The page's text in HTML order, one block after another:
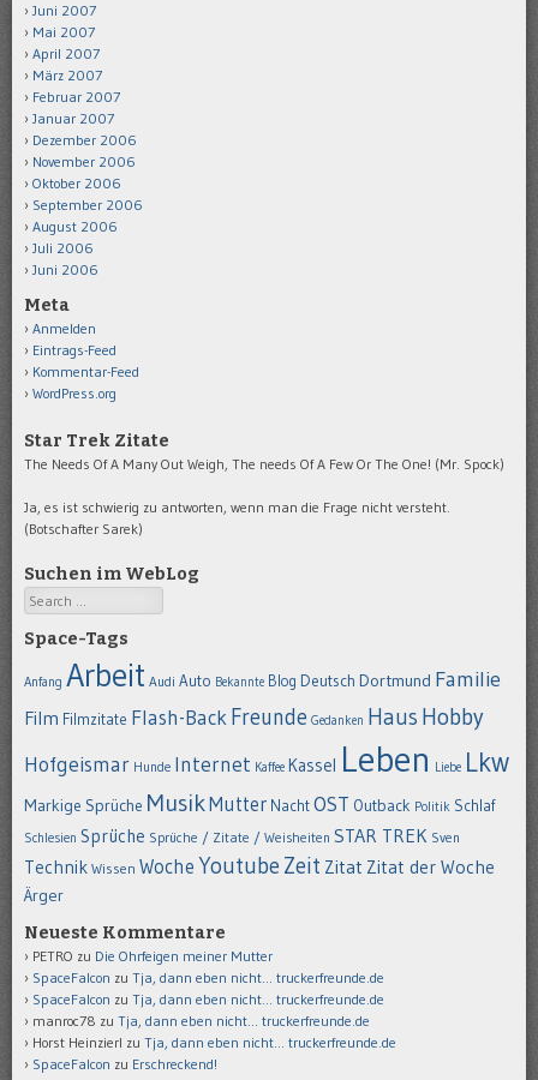
Juni 2007
Mai 2007
April 2007
März 2007
Februar 2007
Januar 2007
Dezember 2006
November 2006
Oktober 2006
September 2006
August 2006
Juli 2006
Juni 2006
Meta
Anmelden
Eintrags-Feed
Kommentar-Feed
WordPress.org
Star Trek Zitate
The Needs Of A Many Out Weigh, The needs Of A Few Or The One! (Mr. Spock)
Ja, es ist schwierig zu antworten, wenn man die Frage nicht versteht.
(Botschafter Sarek)
Suchen im WebLog
Search
Space-Tags
Anfang Arbeit Audi Auto Bekannte Blog Deutsch Dortmund Familie
Film Filmzitate Flash-BackFreunde Gedanken Haus Hobby
Hofgeismar Hunde Internet Kaffee Kassel Leben Liebe Lkw
Markige Sprüche MusikMutter NachtOST Outback Politik Schlaf
Schlesien Sprüche Sprüche / Zitate / Weisheiten STAR TREK Sven
Technik Wissen Woche Youtube Zeit Zitat Zitat der Woche
Ärger
Neueste Kommentare
PETRO zu Die Ohrfeigen meiner Mutter
SpaceFalcon zu Tja, dann eben nicht… truckerfreunde.de
SpaceFalcon zu Tja, dann eben nicht… truckerfreunde.de
manroc78 zu Tja, dann eben nicht… truckerfreunde.de
Horst Heinzierl zu Tja, dann eben nicht… truckerfreunde.de
SpaceFalcon zu Erschreckend!